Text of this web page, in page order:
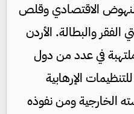
الاقتصادي وقلص
والبطالة. الأردن
في عدد من دول
الإرهابية
الخارجية ومن نفوذه